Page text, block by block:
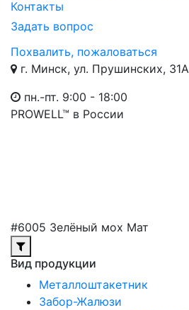
Контакты
Задать вопрос
Похвалить, пожаловаться
г. Минск, ул. Прушинских, 31А
пн.-пт. 9:00 - 18:00
PROWELL™ в России
#6005 Зелёный мох Мат
Вид продукции
Металлоштакетник
Забор-Жалюзи